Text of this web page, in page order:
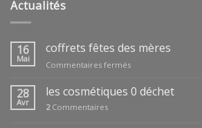
Actualités
16
Mai
coffrets fêtes des mères
Commentaires ferméssur
fêtes
28
Avr
les cosmétiques 0 déchet
2Commentaires